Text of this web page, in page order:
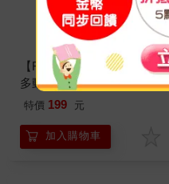
【Familidoo 法米多】法米
多動物家族環保提袋－獅
子黃
特價 199 元
加入購物車